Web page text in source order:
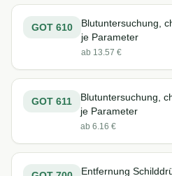
GOT 610
Blutuntersuchung,
je Parameter
ab 13.57 €
GOT 611
Blutuntersuchung,
je Parameter
ab 6.16 €
Entfernung